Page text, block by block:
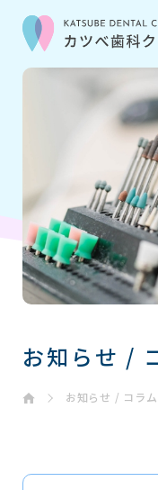
当院について
診療科目 OUR
初診の流れ FLOW
お知らせ /
お知らせ / コラム